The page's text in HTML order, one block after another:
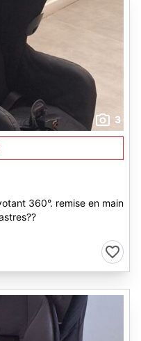
3
360°. remise en main